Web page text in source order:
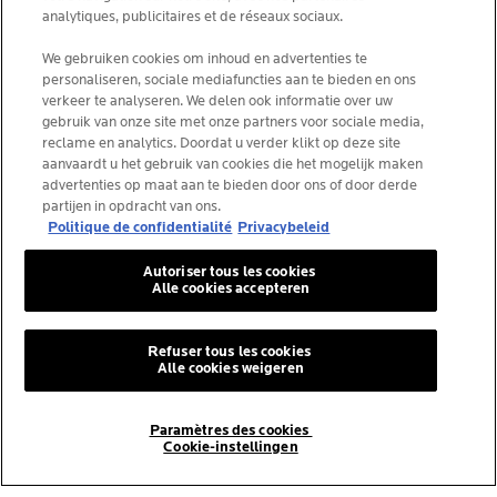
La Roche-Posay Laboratoire Dermatologique CAI
86270 La Roche-Posay France
[email protected]
*IQVIA NPA, dermo-cosmétiques, canal pharmacie
Belgique, volume de produits prescrits par les
dermatologues. YTD 08/2025, Belgique
© La Roche-Posay
© Centre thermal de La Roche-Posay
© Getty Images
analytiques, publicitaires et de réseaux sociaux.
We gebruiken cookies om inhoud en advertenties te
personaliseren, sociale mediafuncties aan te bieden en ons
verkeer te analyseren. We delen ook informatie over uw
gebruik van onze site met onze partners voor sociale media,
reclame en analytics. Doordat u verder klikt op deze site
aanvaardt u het gebruik van cookies die het mogelijk maken
advertenties op maat aan te bieden door ons of door derde
partijen in opdracht van ons.
Politique de confidentialité Privacybeleid
Paramètres des cookies
Cookie-instellingen
Refuser tous les cookies
Alle cookies weigeren
Autoriser tous les cookies
Alle cookies accepteren